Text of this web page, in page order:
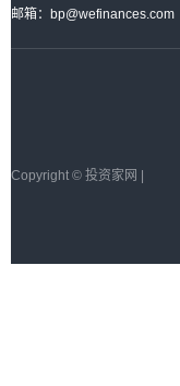
邮箱：bp@wefinances.com
Copyright © 投资家网 |